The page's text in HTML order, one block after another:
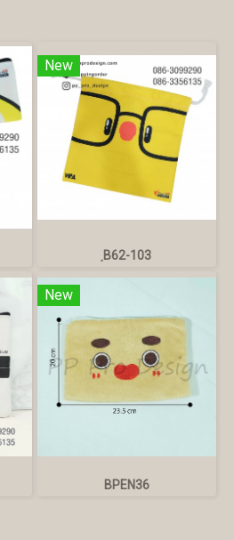
New
ฺB62-103
New
BPEN36